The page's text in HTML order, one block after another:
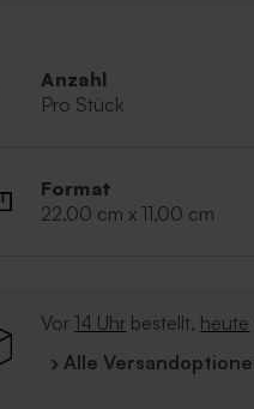
Anzahl
Pro Stück
Format
22,00 cm x 11,00 cm
Vor 14 Uhr bestellt, heute
› Alle